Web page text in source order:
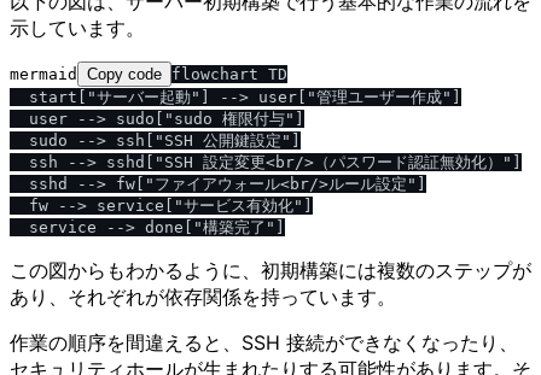
示しています。
mermaid Copy code flowchart TD
  start["サーバー起動"] --> user["管理ユーザー作成"]
  user --> sudo["sudo 権限付与"]
  sudo --> ssh["SSH 公開鍵設定"]
  ssh --> sshd["SSH 設定変更<br/>（パスワード認証無効化）"]
  sshd --> fw["ファイアウォール<br/>ルール設定"]
  fw --> service["サービス有効化"]
この図からもわかるように、初期構築には複数のステップが
あり、それぞれが依存関係を持っています。
作業の順序を間違えると、SSH 接続ができなくなったり、
セキュリティホールが生まれたりする可能性があります。そ